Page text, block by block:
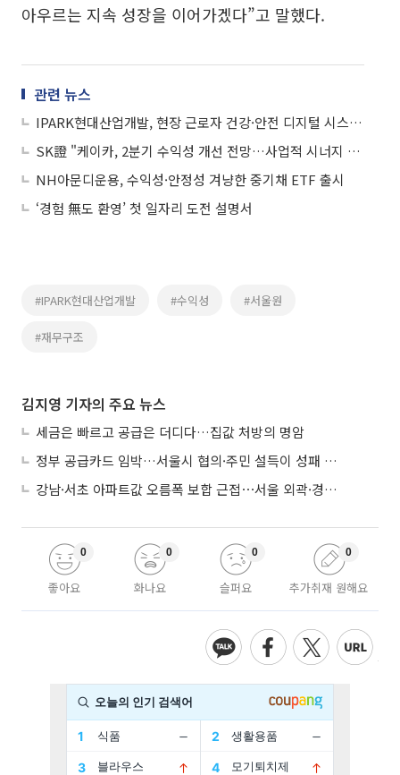
아우르는 지속 성장을 이어가겠다”고 말했다.
관련 뉴스
IPARK현대산업개발, 현장 근로자 건강·안전 디지털 시스템으로 관리
SK證 "케이카, 2분기 수익성 개선 전망…사업적 시너지 부각"
NH아문디운용, 수익성·안정성 겨냥한 중기채 ETF 출시
‘경험 無도 환영’ 첫 일자리 도전 설명서
#IPARK현대산업개발 #수익성 #서울원
#재무구조
김지영 기자의 주요 뉴스
세금은 빠르고 공급은 더디다…집값 처방의 명암
정부 공급카드 임박…서울시 협의·주민 설득이 성패 가른다
강남·서초 아파트값 오름폭 보합 근접⋯서울 외곽·경기 남부 중심 매수세
좋아요
0
화나요
0
슬퍼요
0
추가취재 원해요
0